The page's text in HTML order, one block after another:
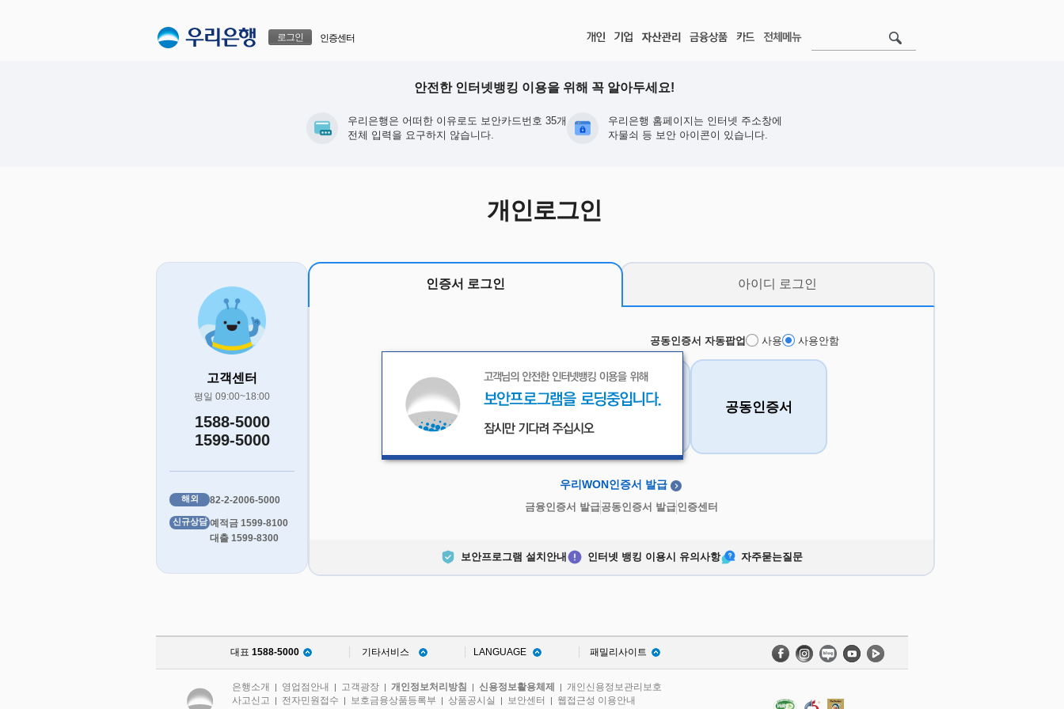
로그인 인증센터
안전한 인터넷뱅킹 이용을 위해 꼭 알아두세요!
우리은행은 어떠한 이유로도 보안카드번호 35개
전체 입력을 요구하지 않습니다.
우리은행 홈페이지는 인터넷 주소창에
자물쇠 등 보안 아이콘이 있습니다.
개인로그인
고객센터
평일 09:00~18:00
1588-5000
1599-5000
해외 82-2-2006-5000
신규상담 예적금 1599-8100
대출 1599-8300
인증서 로그인
공동인증서 자동팝업 사용 사용안함
우리WON인증서 금융인증서 공동인증서
우리WON인증서 발급
금융인증서 발급공동인증서 발급인증센터
아이디 로그인
보안프로그램 설치안내 인터넷 뱅킹 이용시 유의사항 자주묻는질문
대표 1588-5000 기타서비스 LANGUAGE 패밀리사이트
은행소개 | 영업점안내 | 고객광장 | 개인정보처리방침 | 신용정보활용체제 | 개인신용정보관리보호
사고신고 | 전자민원접수 | 보호금융상품등록부 | 상품공시실 | 보안센터 | 웹접근성 이용안내